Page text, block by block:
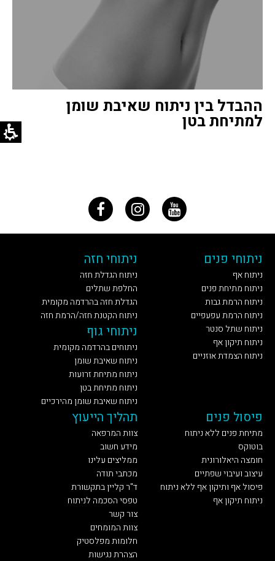
ההבדל בין ניתוח שאיבת שומן
למתיחת בטן
ניתוחי פנים
ניתוח אף
ניתוח מתיחת פנים
ניתוח הרמת גבות
ניתוח הרמת עפעפיים
ניתוח שתל סנטר
ניתוח תיקון אף
ניתוח הצמדת אוזניים
ניתוחי חזה
ניתוח הגדלת חזה
החלפת שתלים
הגדלת חזה בהרדמה מקומית
ניתוח הקטנת חזה/הרמת חזה
ניתוחי גוף
ניתוחים בהרדמה מקומית
ניתוח שאיבת שומן
ניתוח מתיחת זרועות
ניתוח מתיחת בטן
ניתוח שאיבת שומן מהירכיים
פיסול פנים
מתיחת פנים ללא ניתוח
בוטוקס
חומצה היאלורונית
עיצוב ועיבוי שפתיים
פיסול אף ותיקון אף ללא ניתוח
ניתוח תיקון אף
תהליך הייעוץ
צוות המרפאה
מידע חשוב
ממליצים עלינו
מכתבי תודה
ד"ר קליין בתקשורת
טפסי הסכמה לניתוח
צור קשר
צוות המומחים
חלומות מפלסטיק
הצהרת נגישות